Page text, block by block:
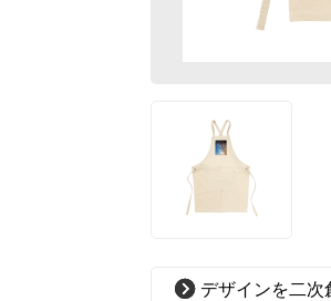
デザインを二次